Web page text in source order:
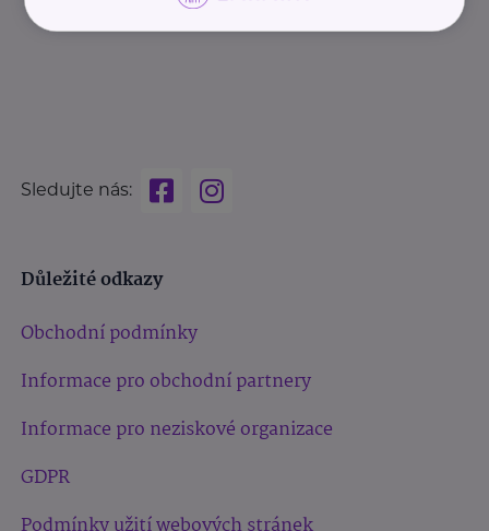
Sledujte nás:
Důležité odkazy
Obchodní podmínky
Informace pro obchodní partnery
Informace pro neziskové organizace
GDPR